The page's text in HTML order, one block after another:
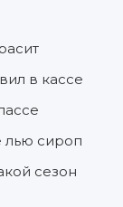
в кассе
лью сироп
сезон